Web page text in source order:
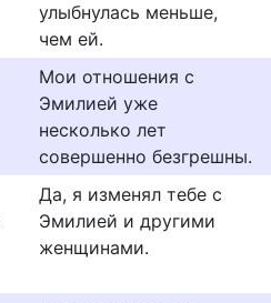
улыбнулась меньше,
чем ей.
Мои отношения с
Эмилией уже
несколько лет
совершенно безгрешны.
Да, я изменял тебе с
Эмилией и другими
женщинами.